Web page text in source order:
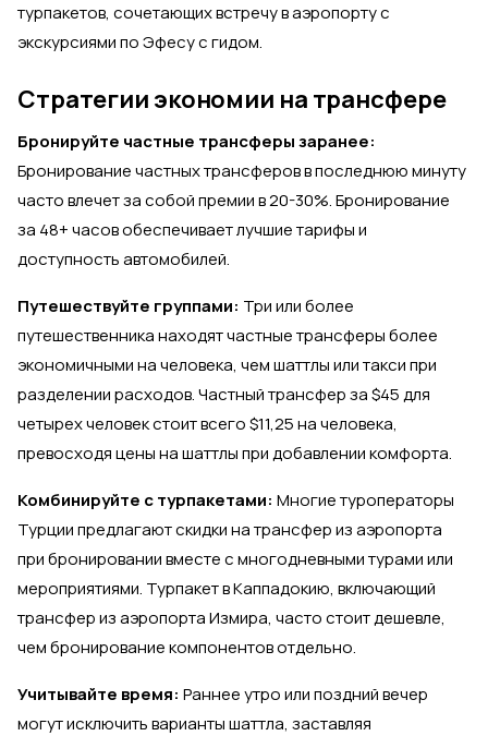
турпакетов, сочетающих встречу в аэропорту с
экскурсиями по Эфесу с гидом.
Стратегии экономии на трансфере
Бронируйте частные трансферы заранее:
Бронирование частных трансферов в последнюю минуту
часто влечет за собой премии в 20-30%. Бронирование
за 48+ часов обеспечивает лучшие тарифы и
доступность автомобилей.
Путешествуйте группами: Три или более
путешественника находят частные трансферы более
экономичными на человека, чем шаттлы или такси при
разделении расходов. Частный трансфер за $45 для
четырех человек стоит всего $11,25 на человека,
превосходя цены на шаттлы при добавлении комфорта.
Комбинируйте с турпакетами: Многие туроператоры
Турции предлагают скидки на трансфер из аэропорта
при бронировании вместе с многодневными турами или
мероприятиями. Турпакет в Каппадокию, включающий
трансфер из аэропорта Измира, часто стоит дешевле,
чем бронирование компонентов отдельно.
Учитывайте время: Раннее утро или поздний вечер
могут исключить варианты шаттла, заставляя